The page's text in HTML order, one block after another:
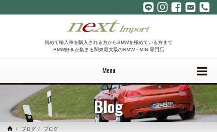
初めて輸入車を購入される方からBMWを極めている方まで
BMW好きが集まる関東最大級のBMW・MINI専門店
Menu
Blog
ブログ ブログ